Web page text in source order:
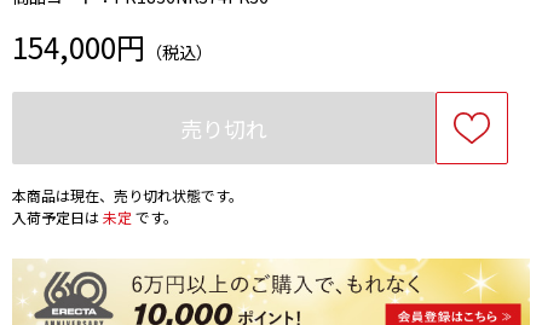
154,000円 （税込）
売り切れ
本商品は現在、売り切れ状態です。
入荷予定日は未定 です。